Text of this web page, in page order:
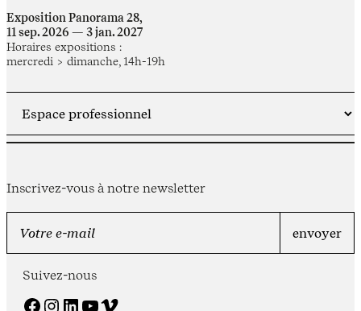
Exposition Panorama 28,
11 sep. 2026 — 3 jan. 2027
Horaires expositions :
mercredi > dimanche, 14h-19h
Inscrivez-vous à notre newsletter
Suivez-nous
Facebook Instagram LinkedIn YouTube Vimeo